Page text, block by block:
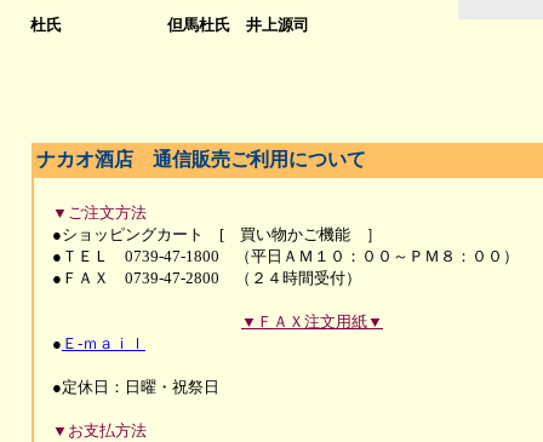
杜氏 但馬杜氏 井上源司
ナカオ酒店 通信販売ご利用について
▼ご注文方法
●ショッピングカート [ 買い物かご機能 ］
●ＴＥＬ 0739-47-1800 （平日ＡＭ１０：００～ＰＭ８：００）
●ＦＡＸ 0739-47-2800 （２４時間受付）
▼ＦＡＸ注文用紙▼
● Ｅ-ｍａｉｌ
●定休日：日曜・祝祭日
▼お支払方法